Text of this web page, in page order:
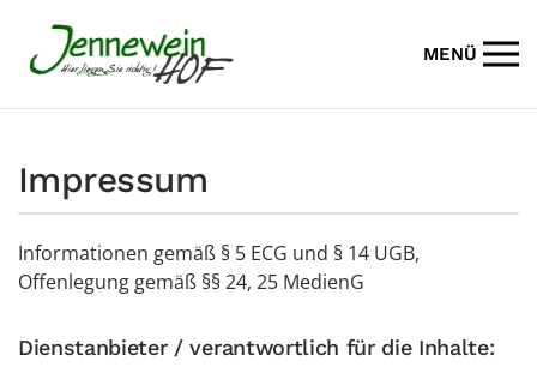
Zum Hauptinhalt springen
MENÜ
Impressum
Informationen gemäß § 5 ECG und § 14 UGB,
Offenlegung gemäß §§ 24, 25 MedienG
Dienstanbieter / verantwortlich für die Inhalte: